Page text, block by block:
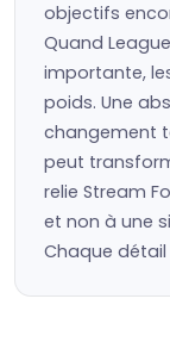
objectifs
Quand
importante,
poids. Une
changement
peut
relie Stream
et non à une
Chaque